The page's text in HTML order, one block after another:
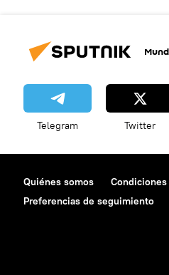
Telegram Twitter
Quiénes somos
Preferencias de seguimiento